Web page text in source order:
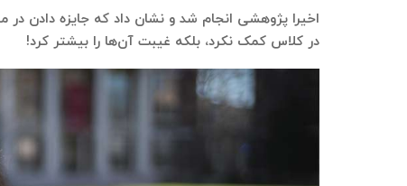
اخیرا پژوهشی انجام شد و نشان داد که جایزه دادن
در کلاس کمک نکرد، بلکه غیبت آن‌ها را بیشتر کرد!